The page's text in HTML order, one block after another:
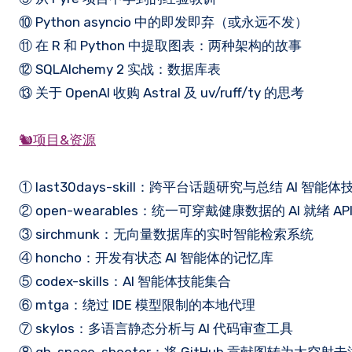
⑩ Python asyncio 中的即发即弃（或永远不发）
⑪ 在 R 和 Python 中提取图表：两种架构的故事
⑫ SQLAlchemy 2 实战：数据库表
⑬ 关于 OpenAI 收购 Astral 及 uv/ruff/ty 的思考
🐿️项目&资源
① last30days-skill：跨平台话题研究与总结 AI 智能体
② open-wearables：统一可穿戴健康数据的 AI 就绪
③ sirchmunk：无向量数据库的实时智能检索系统
④ honcho：开发有状态 AI 智能体的记忆库
⑤ codex-skills：AI 智能体技能集合
⑥ mtga：绕过 IDE 模型限制的本地代理
⑦ skylos：多语言静态分析与 AI 代码审查工具